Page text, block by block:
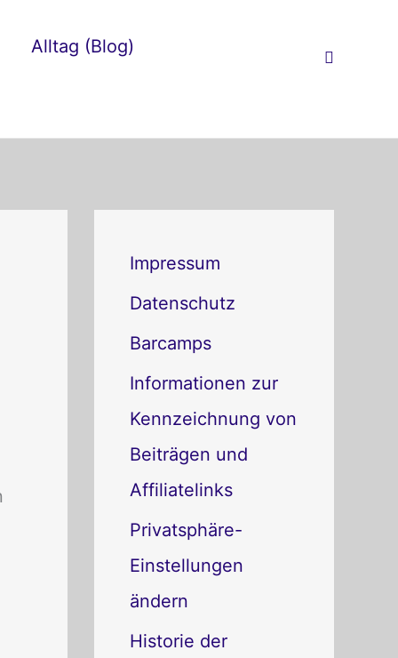
Alltag (Blog) Suchen
Impressum
Datenschutz
Barcamps
Informationen zur
Kennzeichnung von
Beiträgen und
Affiliatelinks
Privatsphäre-
Einstellungen
ändern
Historie der
a
t
e